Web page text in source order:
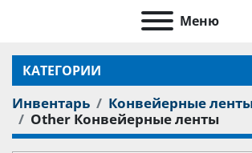
Меню
КАТЕГОРИИ
Инвентарь
Конвейерные
Other Конвейерные ленты